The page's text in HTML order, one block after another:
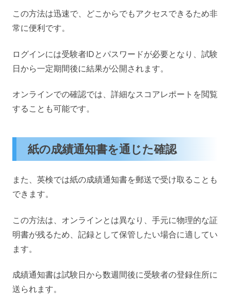
この方法は迅速で、どこからでもアクセスできるため非
常に便利です。
ログインには受験者IDとパスワードが必要となり、試験
日から一定期間後に結果が公開されます。
オンラインでの確認では、詳細なスコアレポートを閲覧
することも可能です。
紙の成績通知書を通じた確認
また、英検では紙の成績通知書を郵送で受け取ることも
できます。
この方法は、オンラインとは異なり、手元に物理的な証
明書が残るため、記録として保管したい場合に適してい
ます。
成績通知書は試験日から数週間後に受験者の登録住所に
送られます。